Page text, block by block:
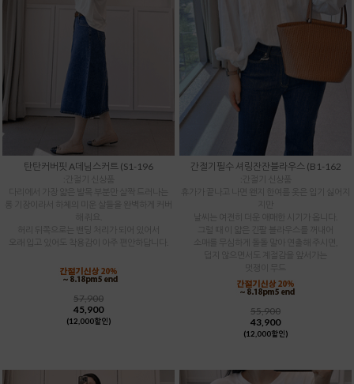
탄탄커버핏 A데님스커트 (S1-196
:간절기 신상품
다리에서 가장 얇은 발목 부분만 살짝 드러나는
롱 기장이라서 하체의 미운 살들을 완벽하게 커버
허리 뒤쪽으로는 밴딩 처리가 되어 있어서
오래 입고 있어도 착용감이 아주 편안하답니다.
57,900
45,900
(12,000할인)
간절기필수 셔링잔잔블라우스 (B1-162
:간절기 신상품
휴가가 끝나고 나면 왠지 한여름 옷은 입기 싫어지
날씨는 여전히 더운 애매한 시기가 옵니다.
그럴 때 이 얇은 긴팔 블라우스를 꺼내어
덥지 않으면서도 계절감을 앞서가는
55,900
43,900
(12,000할인)